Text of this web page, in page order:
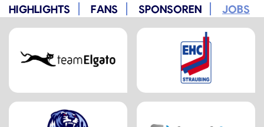
HIGHLIGHTS
FANS SPONSOREN JOBS